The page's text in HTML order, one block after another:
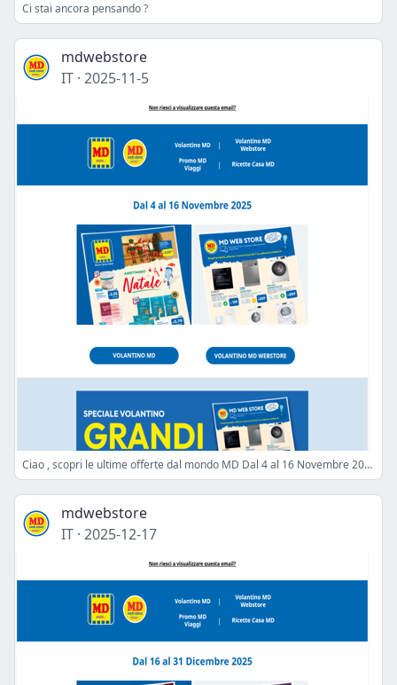
Ci stai ancora pensando ?
mdwebstore
IT · 2025-11-5
Ciao , scopri le ultime offerte dal mondo MD Dal 4 al 16 Novembre 2025
mdwebstore
IT · 2025-12-17